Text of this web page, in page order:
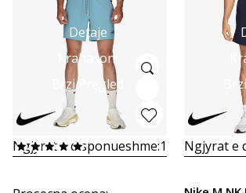
Detaje
Krahasoni
Brzi Pregled
Ngjyrat e disponueshme:1 Ngjyrat e